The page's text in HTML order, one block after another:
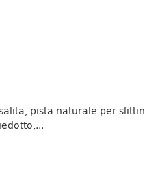
pista naturale per